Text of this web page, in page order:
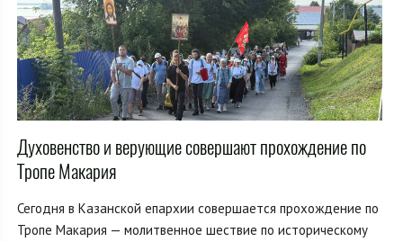
Духовенство и верующие совершают прохождение по
Тропе Макария
Сегодня в Казанской епархии совершается прохождение по
Тропе Макария — молитвенное шествие по историческому